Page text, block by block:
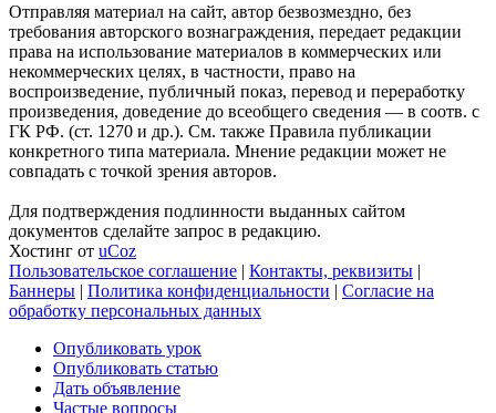
Отправляя материал на сайт, автор безвозмездно, без
требования авторского вознаграждения, передает редакции
права на использование материалов в коммерческих или
некоммерческих целях, в частности, право на
воспроизведение, публичный показ, перевод и переработку
произведения, доведение до всеобщего сведения — в соотв. с
ГК РФ. (ст. 1270 и др.). См. также Правила публикации
конкретного типа материала. Мнение редакции может не
совпадать с точкой зрения авторов.
Для подтверждения подлинности выданных сайтом
документов сделайте запрос в редакцию.
Хостинг от uCoz
Пользовательское соглашение | Контакты, реквизиты |
Баннеры | Политика конфиденциальности | Согласие на
обработку персональных данных
Опубликовать урок
Опубликовать статью
Дать объявление
Частые вопросы